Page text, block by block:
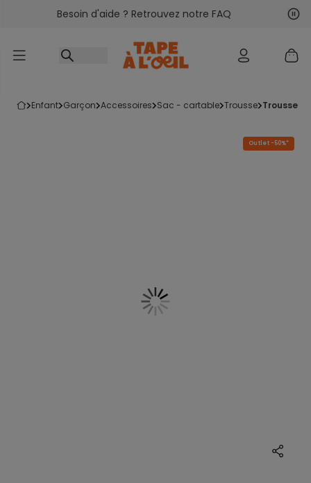
Accéder au contenu
Besoin d'aide ? Retrouvez notre FAQ
enfant garçon accessoires sac - cartable trousse trousse
Outlet -50%*